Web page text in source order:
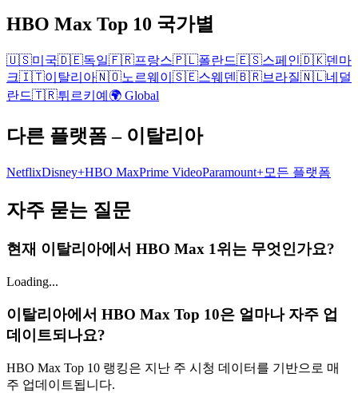
HBO Max Top 10 국가별
🇺🇸미국🇩🇪독일🇫🇷프랑스🇵🇱폴란드🇪🇸스페인🇩🇰덴마
크🇮🇹이탈리아🇳🇴노르웨이 🇸🇪스웨덴 🇧🇷브라질🇳🇱네덜
란드🇹🇷튀르키예 🌍 Global
다른 플랫폼 – 이탈리아
NetflixDisney+HBO MaxPrime VideoParamount+모든 플랫폼
자주 묻는 질문
현재 이탈리아에서 HBO Max 1위는 무엇인가요?
Loading...
이탈리아에서 HBO Max Top 10은 얼마나 자주 업
데이트되나요?
HBO Max Top 10 랭킹은 지난 주 시청 데이터를 기반으로 매
주 업데이트됩니다.